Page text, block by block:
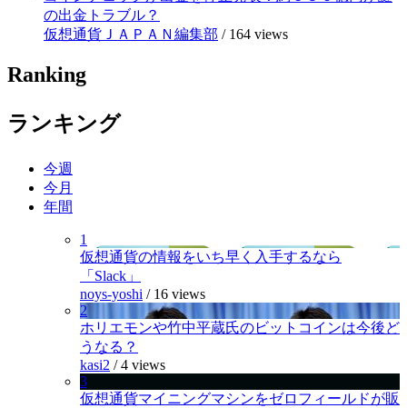
の出金トラブル？
仮想通貨ＪＡＰＡＮ編集部 / 164 views
Ranking
ランキング
今週
今月
年間
1
仮想通貨の情報をいち早く入手するなら
「Slack」
noys-yoshi / 16 views
2
ホリエモンや竹中平蔵氏のビットコインは今後ど
うなる？
kasi2 /4 views
3
仮想通貨マイニングマシンをゼロフィールドが販